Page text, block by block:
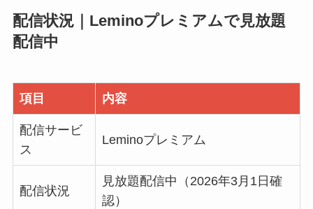
配信状況｜Leminoプレミアムで見放題
配信中
項目 内容
配信サービ
ス
Leminoプレミアム
配信状況
見放題配信中（2026年3月1日確
認）